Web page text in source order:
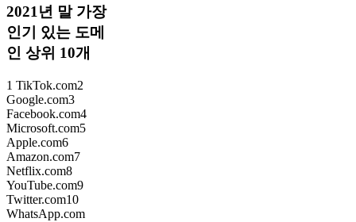
2021년 말 가장
인기 있는 도메
인 상위 10개
1 TikTok.com2
Google.com3
Facebook.com4
Microsoft.com5
Apple.com6
Amazon.com7
Netflix.com8
YouTube.com9
Twitter.com10
WhatsApp.com